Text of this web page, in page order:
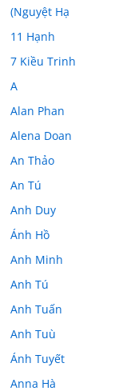
(Nguyệt Hạ
11 Hạnh
7 Kiều Trinh
A
Alan Phan
Alena Doan
An Thảo
An Tú
Anh Duy
Ánh Hồ
Anh Minh
Anh Tú
Anh Tuấn
Anh Tuù
Ánh Tuyết
Anna Hà